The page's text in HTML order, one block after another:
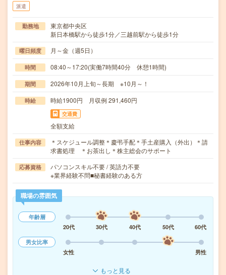
派遣
勤務地
東京都中央区
新日本橋駅から徒歩1分／三越前駅から徒歩1分
曜日頻度 月～金（週5日）
時間 08:40～17:20(実働7時間40分 休憩1時間)
期間 2026年10月上旬～長期 ※10月～！
時給 時給1900円 月収例 291,460円
交通費
全額支給
仕事内容
＊スケジュール調整＊慶弔手配＊手土産購入（外出）＊請
求書処理 ＊お茶出し＊株主総会のサポート
応募資格
パソコンスキル不要 / 英語力不要
※業界経験不問■秘書経験のある方
職場の雰囲気
年齢層
20代
30代 40代 50代
60代
男女比率
女性
男性
もっと見る